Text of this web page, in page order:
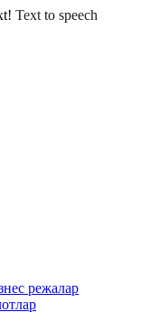
Text to speech
режалар